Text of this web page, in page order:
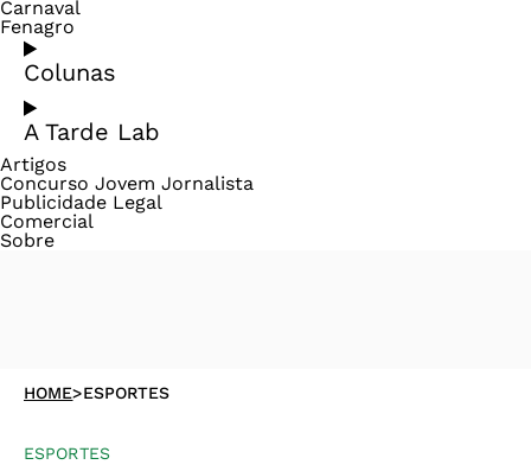
Carnaval
Fenagro
Colunas
A Tarde Lab
Artigos
Concurso Jovem Jornalista
Publicidade Legal
Comercial
Sobre
HOME>ESPORTES
ESPORTES